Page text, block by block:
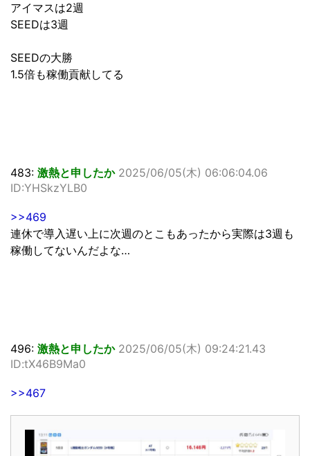
アイマスは2週
SEEDは3週
SEEDの大勝
1.5倍も稼働貢献してる
483: 激熱と申したか 2025/06/05(木) 06:06:04.06
ID:YHSkzYLB0
>>469
連休で導入遅い上に次週のとこもあったから実際は3週も
稼働してないんだよな…
496: 激熱と申したか 2025/06/05(木) 09:24:21.43
ID:tX46B9Ma0
>>467